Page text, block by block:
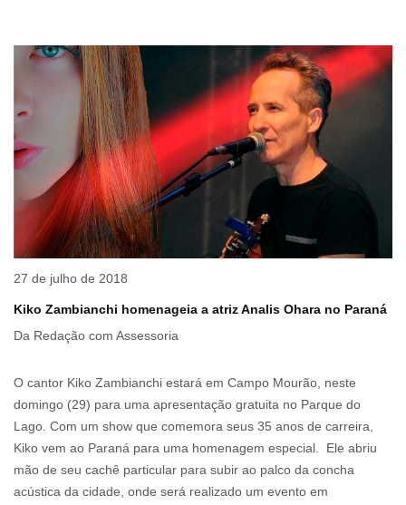
27 de julho de 2018
Kiko Zambianchi homenageia a atriz Analis Ohara no Paraná
Da Redação com Assessoria
O cantor Kiko Zambianchi estará em Campo Mourão, neste
domingo (29) para uma apresentação gratuita no Parque do
Lago. Com um show que comemora seus 35 anos de carreira,
Kiko vem ao Paraná para uma homenagem especial. Ele abriu
mão de seu cachê particular para subir ao palco da concha
acústica da cidade, onde será realizado um evento em